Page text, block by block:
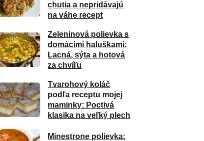
chutia a nepridávajú
na váhe recept
Zeleninová polievka s
domácimi haluškami:
Lacná, sýta a hotová
za chvíľu
Tvarohový koláč
podľa receptu mojej
maminky: Poctivá
klasika na veľký plech
Minestrone polievka: